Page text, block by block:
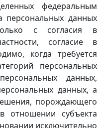
федеральным
персональных данных
с согласия в
согласие в
когда требуется
персональных
данных,
данных, а
порождающего
отношении субъекта
исключительно